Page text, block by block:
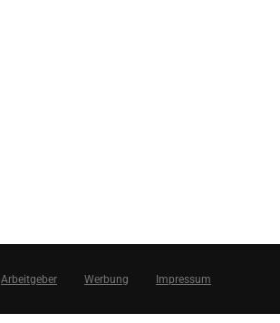
Arbeitgeber Werbung Impressum